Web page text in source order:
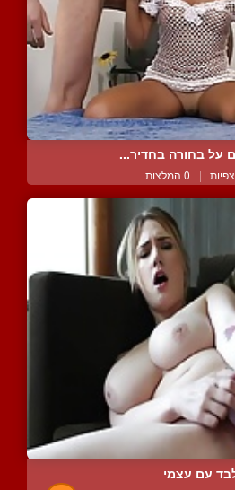
על בחורה בחדיר...
| 0 המלצות
עם עצמי